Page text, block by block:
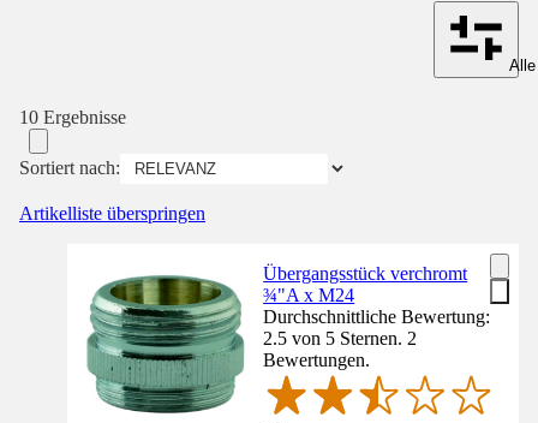
10 Ergebnisse
Sortiert nach:
Artikelliste überspringen
Übergangsstück verchromt
¾"A x M24
Durchschnittliche Bewertung:
2.5 von 5 Sternen. 2
Bewertungen.